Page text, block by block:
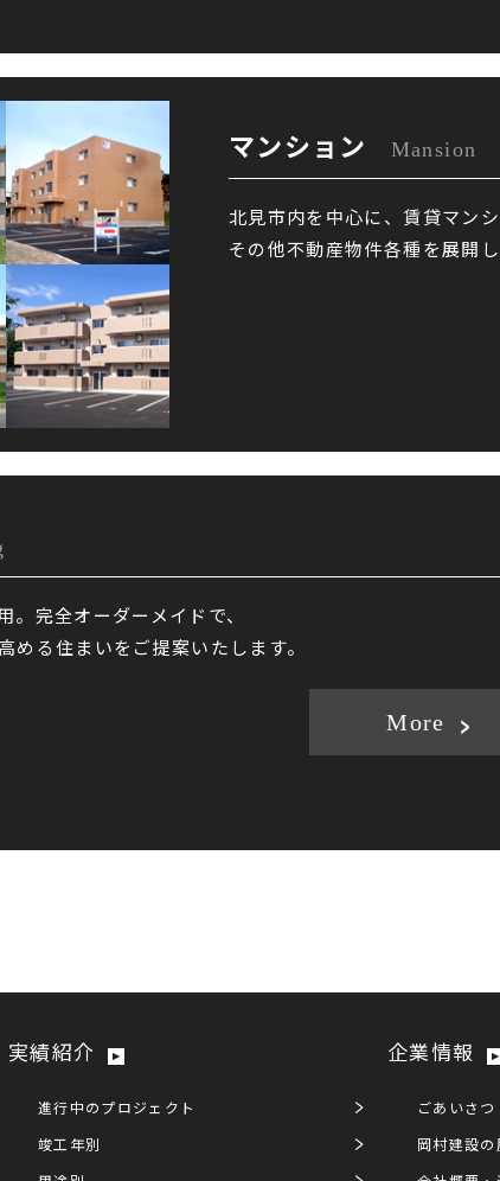
マンション Mansion
北見市内を中心に、賃貸マン
その他不動産物件各種を展開し
。完全オーダーメイドで、
める住まいをご提案いたします。
More
実績紹介
進行中のプロジェクト
竣工年別
企業情報
ごあいさつ
岡村建設の